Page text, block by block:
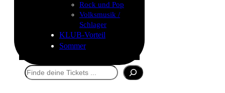
Rock und Pop
Volksmusik /
Schlager
KLUB-Vorteil
Sommer
Suchen